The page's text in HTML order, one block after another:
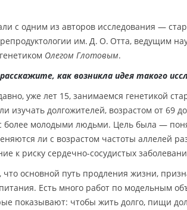
с одним из авторов исследования —
им. Д. О. Отта, ведущим
Олегом Глотовым.
как возникла идея такого
уже лет 15, занимаемся генетикой
изучать долгожителей, возрастом от 69
более молодыми людьми. Цель была —
ли с возрастом частоты аллелей
к риску сердечно-сосудистых
что основной путь продления жизни,
Есть много работ по модельным
показывают: чтобы жить долго, пищи